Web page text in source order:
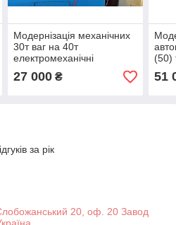
Модернізація механічних
30т ваг на 40т
електромеханічні
27 000₴
(50)
51
за рік
20, оф. 20 Завод